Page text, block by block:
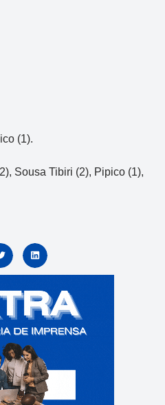
(1).
Sousa Tibiri (2), Pipico (1),